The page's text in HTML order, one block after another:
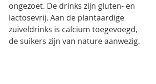
ongezoet. De drinks zijn gluten- en
lactosevrij. Aan de plantaardige
zuiveldrinks is calcium toegevoegd,
de suikers zijn van nature aanwezig.